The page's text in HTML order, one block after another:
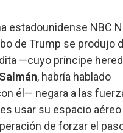
estadounidense NBC
de Trump se produjo
—cuyo príncipe
, habría hablado
él— negara a las
usar su espacio
de forzar el